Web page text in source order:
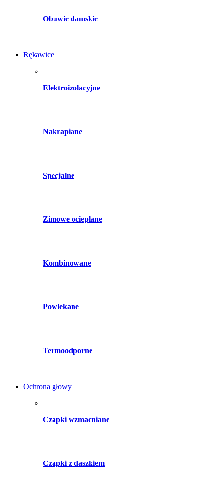
Obuwie damskie
Rękawice
Elektroizolacyjne
Nakrapiane
Specjalne
Zimowe ocieplane
Kombinowane
Powlekane
Termoodporne
Ochrona głowy
Czapki wzmacniane
Czapki z daszkiem